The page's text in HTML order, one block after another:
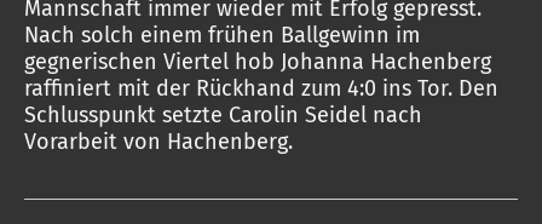
Mannschaft immer wieder mit Erfolg gepresst.
Nach solch einem frühen Ballgewinn im
gegnerischen Viertel hob Johanna Hachenberg
raffiniert mit der Rückhand zum 4:0 ins Tor. Den
Schlusspunkt setzte Carolin Seidel nach
Vorarbeit von Hachenberg.